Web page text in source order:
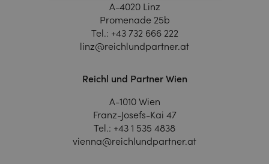
A-4020 Linz
Promenade 25b
Tel.: +43 732 666 222
linz@reichlundpartner.at
Reichl und Partner Wien
A-1010 Wien
Franz-Josefs-Kai 47
Tel.: +43 1 535 4838
vienna@reichlundpartner.at